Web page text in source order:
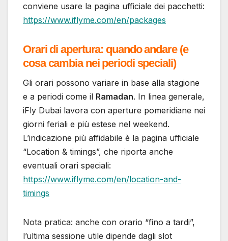
conviene usare la pagina ufficiale dei pacchetti:
https://www.iflyme.com/en/packages
Orari di apertura: quando andare (e
cosa cambia nei periodi speciali)
Gli orari possono variare in base alla stagione
e a periodi come il Ramadan. In linea generale,
iFly Dubai lavora con aperture pomeridiane nei
giorni feriali e più estese nel weekend.
L’indicazione più affidabile è la pagina ufficiale
“Location & timings”, che riporta anche
eventuali orari speciali:
https://www.iflyme.com/en/location-and-
timings
Nota pratica: anche con orario “fino a tardi”,
l’ultima sessione utile dipende dagli slot